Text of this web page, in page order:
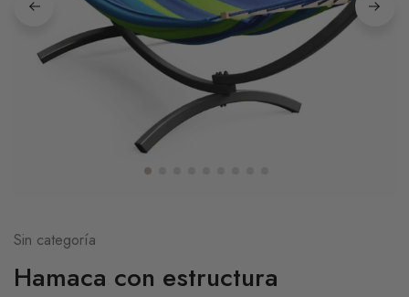
Sin categoría
Hamaca con estructura